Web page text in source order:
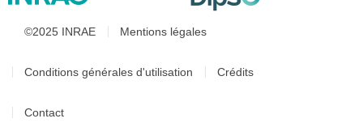
©2025 INRAE Mentions légales
Conditions générales d'utilisation Crédits
Contact